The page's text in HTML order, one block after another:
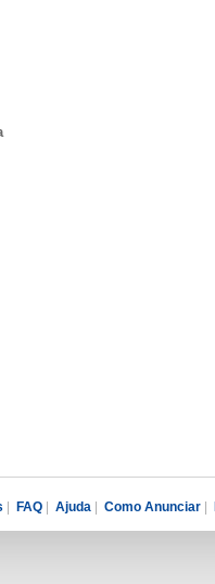
FAQ Ajuda Como Anunciar